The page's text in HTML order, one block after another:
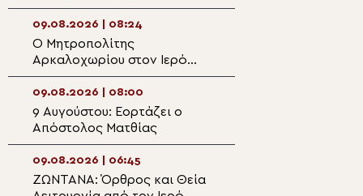
Εικοσιφοινίσσης
09.08.2026 | 08:24
Ο Μητροπολίτης
Αρκαλοχωρίου στον Ιερό
Ναό Αγίας Παρασκευής στο
Κατωφύγι
09.08.2026 | 08:00
9 Αυγούστου: Εορτάζει ο
Απόστολος Ματθίας
09.08.2026 | 06:45
ΖΩΝΤΑΝΑ: Όρθρος και Θεία